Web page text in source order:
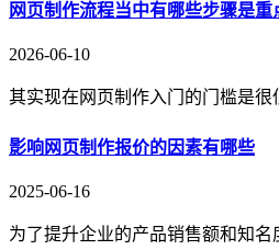
网页制作流程当中有哪些步骤是重
2026-06-10
其实现在网页制作入门的门槛是
影响网页制作报价的因素有哪些
2025-06-16
为了提升企业的产品销售额和知